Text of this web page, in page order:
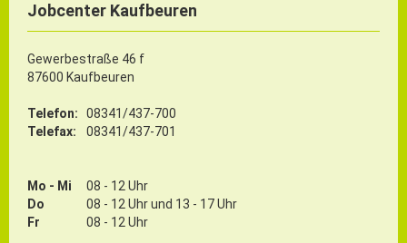
Jobcenter Kaufbeuren
Gewerbestraße 46 f
87600 Kaufbeuren
Telefon:
08341/437-700
Telefax:
08341/437-701
Mo - Mi
08 - 12 Uhr
Do
08 - 12 Uhr und 13 - 17 Uhr
Fr
08 - 12 Uhr